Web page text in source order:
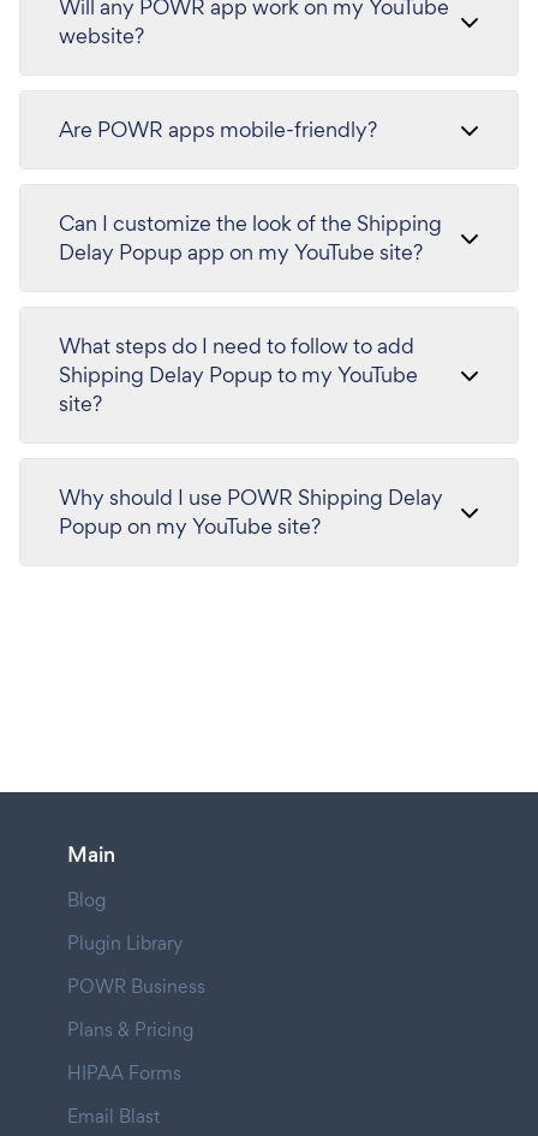
Will any POWR app work on my YouTube
website?
Are POWR apps mobile-friendly?
Can I customize the look of the Shipping
Delay Popup app on my YouTube site?
What steps do I need to follow to add
Shipping Delay Popup to my YouTube
site?
Why should I use POWR Shipping Delay
Popup on my YouTube site?
Main
Blog
Plugin Library
POWR Business
Plans & Pricing
HIPAA Forms
Email Blast